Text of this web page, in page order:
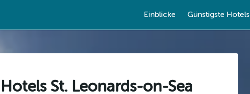
Einblicke Günstigste Hotels
Hotels St. Leonards-on-Sea